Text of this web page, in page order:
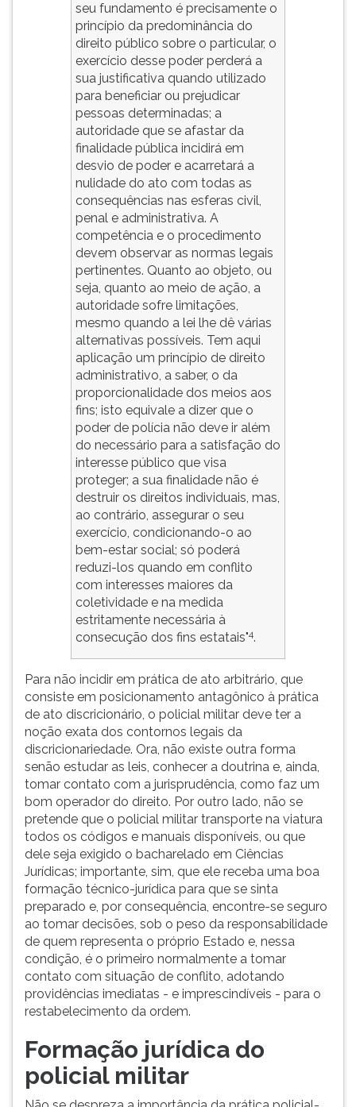
seu fundamento é precisamente o
princípio da predominância do
direito público sobre o particular, o
exercício desse poder perderá a
sua justificativa quando utilizado
para beneficiar ou prejudicar
pessoas determinadas; a
autoridade que se afastar da
finalidade pública incidirá em
desvio de poder e acarretará a
nulidade do ato com todas as
consequências nas esferas civil,
penal e administrativa. A
competência e o procedimento
devem observar as normas legais
pertinentes. Quanto ao objeto, ou
seja, quanto ao meio de ação, a
autoridade sofre limitações,
mesmo quando a lei lhe dê várias
alternativas possíveis. Tem aqui
aplicação um princípio de direito
administrativo, a saber, o da
proporcionalidade dos meios aos
fins; isto equivale a dizer que o
poder de polícia não deve ir além
do necessário para a satisfação do
interesse público que visa
proteger; a sua finalidade não é
destruir os direitos individuais, mas,
ao contrário, assegurar o seu
exercício, condicionando-o ao
bem-estar social; só poderá
reduzi-los quando em conflito
com interesses maiores da
coletividade e na medida
estritamente necessária à
consecução dos fins estatais"4.
Para não incidir em prática de ato arbitrário, que
consiste em posicionamento antagônico à prática
de ato discricionário, o policial militar deve ter a
noção exata dos contornos legais da
discricionariedade. Ora, não existe outra forma
senão estudar as leis, conhecer a doutrina e, ainda,
tomar contato com a jurisprudência, como faz um
bom operador do direito. Por outro lado, não se
pretende que o policial militar transporte na viatura
todos os códigos e manuais disponíveis, ou que
dele seja exigido o bacharelado em Ciências
Jurídicas; importante, sim, que ele receba uma boa
formação técnico-jurídica para que se sinta
preparado e, por consequência, encontre-se seguro
ao tomar decisões, sob o peso da responsabilidade
de quem representa o próprio Estado e, nessa
condição, é o primeiro normalmente a tomar
contato com situação de conflito, adotando
providências imediatas - e imprescindíveis - para o
restabelecimento da ordem.
Formação jurídica do
policial militar